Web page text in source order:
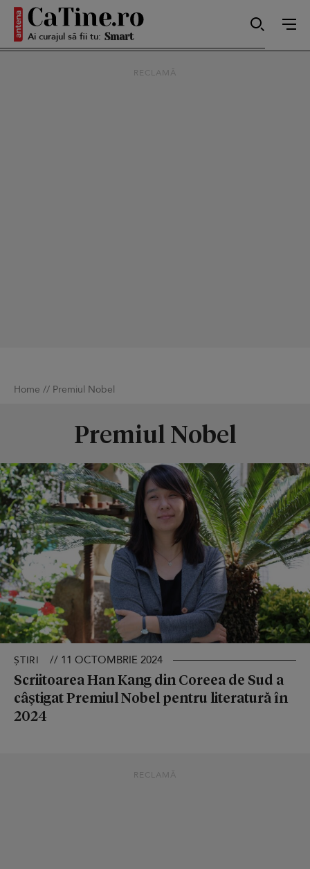
Ai curajul să fii tu: Autentică
RECLAMĂ
Home // Premiul Nobel
Premiul Nobel
ȘTIRI // 11 OCTOMBRIE 2024
Scriitoarea Han Kang din Coreea de Sud a
câștigat Premiul Nobel pentru literatură în
2024
RECLAMĂ